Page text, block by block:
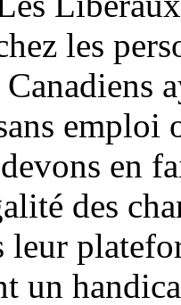
les
emploi
en
des
leur
un